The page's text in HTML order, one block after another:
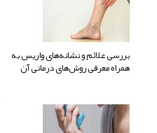
بررسی علائم و نشانه‌های واریس به
همراه معرفی روش‌های درمانی آن